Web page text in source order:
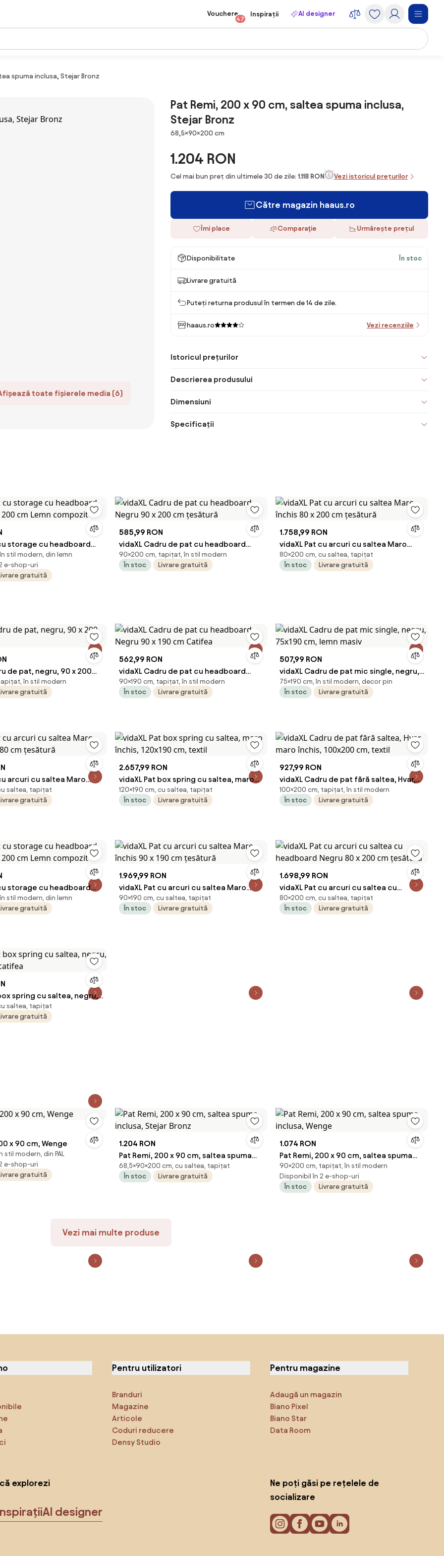
Vouchere
47
Inspirații AI designer
spuma inclusa, Stejar Bronz
toate fișierele media (6)
Pat Remi, 200 x 90 cm, saltea spuma inclusa,
Stejar Bronz
Dimensiuni
68,5×90×200 cm
1.204 RON
Cel mai bun preț din ultimele 30 de zile: 1.118 RON Vezi istoricul prețurilor
Către magazin haaus.ro
Îmi place Comparaţie Urmărește prețul
Disponibilitate În stoc
Livrare gratuită
Puteți returna produsul în termen de 14 de zile.
haaus.ro Vezi recenziile
Istoricul prețurilor
Descrierea produsului
Dimensiuni
Specificații
storage cu headboard
200 cm Lemn compozit
stil modern, din lemn
e-shop-uri
gratuită
585,99 RON
vidaXL Cadru de pat cu headboard
Negru 90 x 200 cm țesătură
90×200 cm, tapițat, în stil modern
În stoc
Livrare gratuită
1.758,99 RON
vidaXL Pat cu arcuri cu saltea Maro
închis 80 x 200 cm țesătură
80×200 cm, cu saltea, tapițat
În stoc
Livrare gratuită
de pat, negru, 90 x 200
în stil modern
gratuită
562,99 RON
vidaXL Cadru de pat cu headboard
Negru 90 x 190 cm Catifea
90×190 cm, tapițat, în stil modern
În stoc
Livrare gratuită
507,99 RON
vidaXL Cadru de pat mic single, negru,
75x190 cm, lemn masiv
75×190 cm, în stil modern, decor pin
În stoc
Livrare gratuită
arcuri cu saltea Maro
80 cm țesătură
saltea, tapițat
gratuită
2.657,99 RON
vidaXL Pat box spring cu saltea, maro
închis, 120x190 cm, textil
120×190 cm, cu saltea, tapițat
În stoc
Livrare gratuită
927,99 RON
vidaXL Cadru de pat fără saltea, Hvar,
maro închis, 100x200 cm, textil
100×200 cm, tapițat, în stil modern
În stoc
Livrare gratuită
storage cu headboard
200 cm Lemn compozit
stil modern, din lemn
gratuită
1.969,99 RON
vidaXL Pat cu arcuri cu saltea Maro
închis 90 x 190 cm țesătură
90×190 cm, cu saltea, tapițat
În stoc
Livrare gratuită
1.698,99 RON
vidaXL Pat cu arcuri cu saltea cu
headboard Negru 80 x 200 cm țesătură
80×200 cm, cu saltea, tapițat
În stoc
Livrare gratuită
spring cu saltea, negru,
catifea
saltea, tapițat
gratuită
x 90 cm, Wenge
stil modern, din PAL
e-shop-uri
gratuită
1.204 RON
Pat Remi, 200 x 90 cm, saltea spuma
inclusa, Stejar Bronz
68,5×90×200 cm, cu saltea, tapițat
În stoc
Livrare gratuită
1.074 RON
Pat Remi, 200 x 90 cm, saltea spuma
inclusa, Wenge
90×200 cm, tapițat, în stil modern
Disponibil în 2 e-shop-uri
În stoc
Livrare gratuită
Vezi mai multe produse
Pentru utilizatori
Branduri
Magazine
Articole
Coduri reducere
Densy Studio
Pentru magazine
Adaugă un magazin
Biano Pixel
Biano Star
Data Room
explorezi
AI designer
Ne poți găsi pe rețelele de
socializare